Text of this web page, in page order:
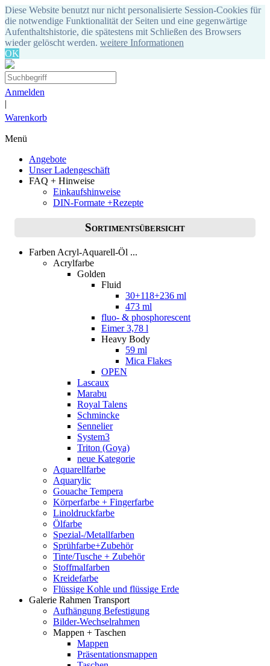
Diese Website benutzt nur nicht personalisierte Session-Cookies für
die notwendige Funktionalität der Seiten und eine gegenwärtige
Aufenthaltshistorie, die spätestens mit Schließen des Browsers
wieder gelöscht werden. weitere Informationen
OK
Anmelden
|
Warenkorb
Menü
Angebote
Unser Ladengeschäft
FAQ + Hinweise
Einkaufshinweise
DIN-Formate +Rezepte
Sortimentsübersicht
Farben Acryl-Aquarell-Öl ...
Acrylfarbe
Golden
Fluid
30+118+236 ml
473 ml
fluo- & phosphorescent
Eimer 3,78 l
Heavy Body
59 ml
Mica Flakes
OPEN
Lascaux
Marabu
Royal Talens
Schmincke
Sennelier
System3
Triton (Goya)
neue Kategorie
Aquarellfarbe
Aquarylic
Gouache Tempera
Körperfarbe + Fingerfarbe
Linoldruckfarbe
Ölfarbe
Spezial-/Metallfarben
Sprühfarbe+Zubehör
Tinte/Tusche + Zubehör
Stoffmalfarben
Kreidefarbe
Flüssige Kohle und flüssige Erde
Galerie Rahmen Transport
Aufhängung Befestigung
Bilder-Wechselrahmen
Mappen + Taschen
Mappen
Präsentationsmappen